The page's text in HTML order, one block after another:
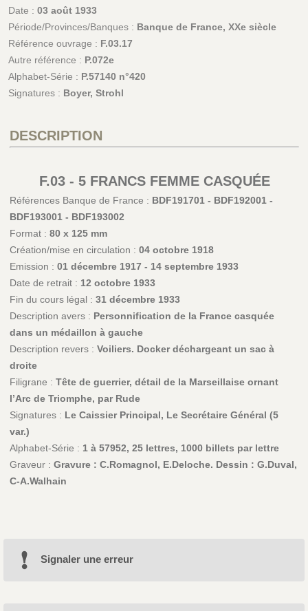
Date : 03 août 1933
Période/Provinces/Banques : Banque de France, XXe siècle
Référence ouvrage : F.03.17
Autre référence : P.072e
Alphabet-Série : P.57140 n°420
Signatures : Boyer, Strohl
DESCRIPTION
F.03 - 5 FRANCS FEMME CASQUÉE
Références Banque de France : BDF191701 - BDF192001 -
BDF193001 - BDF193002
Format : 80 x 125 mm
Création/mise en circulation : 04 octobre 1918
Emission : 01 décembre 1917 - 14 septembre 1933
Date de retrait : 12 octobre 1933
Fin du cours légal : 31 décembre 1933
Description avers : Personnification de la France casquée
dans un médaillon à gauche
Description revers : Voiliers. Docker déchargeant un sac à
droite
Filigrane : Tête de guerrier, détail de la Marseillaise ornant
l’Arc de Triomphe, par Rude
Signatures : Le Caissier Principal, Le Secrétaire Général (5
var.)
Alphabet-Série : 1 à 57952, 25 lettres, 1000 billets par lettre
Graveur : Gravure : C.Romagnol, E.Deloche. Dessin : G.Duval,
C-A.Walhain
Signaler une erreur